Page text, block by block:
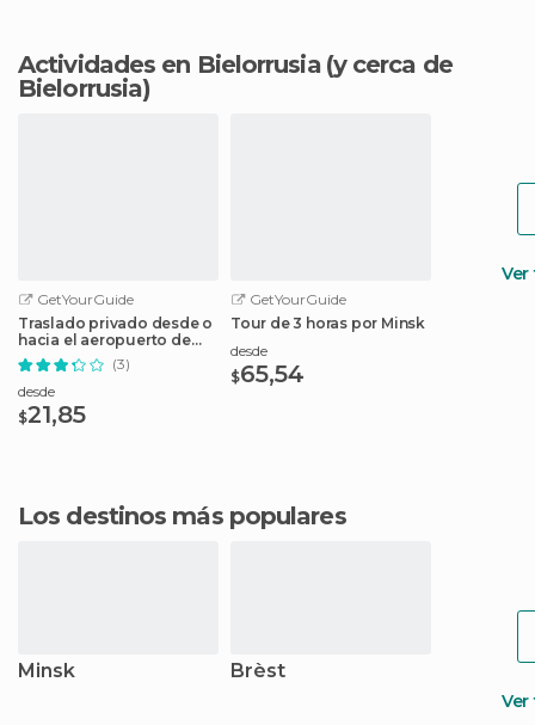
Actividades en Bielorrusia (y cerca de
Bielorrusia)
GetYourGuide
Traslado privado desde o
hacia el aeropuerto de
Minsk
(3)
desde
$21,85
GetYourGuide
Tour de 3 horas por Minsk
desde
$65,54
Los destinos más populares
Minsk Brèst